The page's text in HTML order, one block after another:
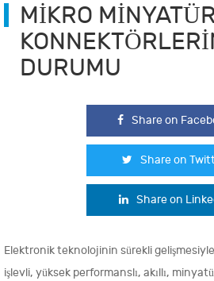
MIKRO MINYATÜR
DURUMU
Share on
Share on
Share on
Elektronik teknolojinin sürekli
işlevli, yüksek performanslı, akıllı,